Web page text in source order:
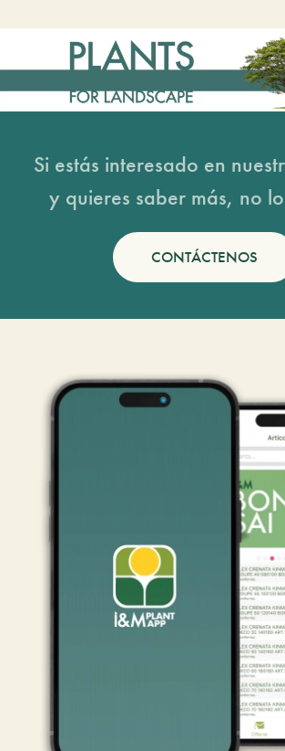
Si estás interesado en
y quieres saber más, no
CONTÁCTENOS